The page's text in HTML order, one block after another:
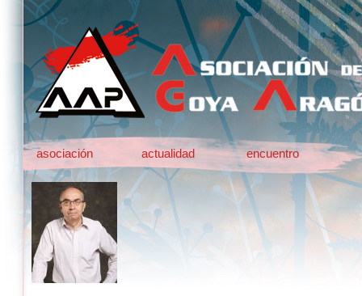
asociación actualidad encuentro